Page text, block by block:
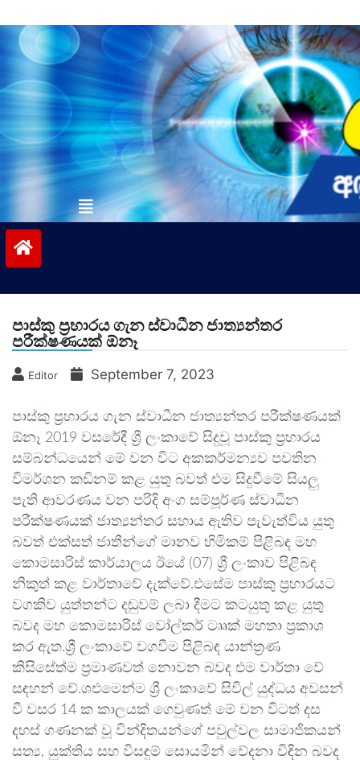
to
contentvinivida.lk
පාස්කු ප්‍රහාරය ගැන ස්වාධීන ජාත්‍යන්තර
පරීක්ෂණයක් ඕනෑ
Editor September 7, 2023
පාස්කු ප්‍රහාරය ගැන ස්වාධීන ජාත්‍යන්තර පරීක්ෂණයක්
ඕනෑ 2019 වසරේදී ශ්‍රී ලංකාවේ සිදුවූ පාස්කු ප්‍රහාරය
සම්බන්ධයෙන් මේ වන විට අකකර්මන්‍යව පවතින
විමර්ශන කඩිනම් කළ යුතු බවත් එම සිදුවීමේ සියලු
පැති ආවරණය වන පරිදි අංග සම්පූර්ණ ස්වාධීන
පරීක්ෂණයක් ජාත්‍යන්තර සහාය ඇතිව පැවැත්විය යුතු
බවත් එක්සත් ජාතීන්ගේ මානව හිමිකම් පිළිබඳ මහ
කොමසාරිස් කාර්යාලය ඊයේ (07) ශ්‍රී ලංකාව පිළිබඳ
නිකුත් කළ වාර්තාවේ දැක්වේ.එසේම පාස්කු ප්‍රහාරයට
වගකිව යුත්තන්ට දඬුවම් ලබා දීමට කටයුතු කළ යුතු
බවද මහ කොමසාරිස් වෝල්කර් ටෲක් මහතා ප්‍රකාශ
කර ඇත.ශ්‍රී ලංකාවේ වගවීම පිළිබඳ යාන්ත්‍රණ
කිසිසේත්ම ප්‍රමාණවත් නොවන බවද එම වාර්තා වේ
සඳහන් වේ.ශඑමෙන්ම ශ්‍රී ලංකාවේ සිවිල් යුද්ධය අවසන්
වී වසර 14 ක කාලයක් ගෙවුණත් මේ වන විටත් දස
දහස් ගණනක් වූ වින්දිතයන්ගේ පවුල්වල සාමාජිකයන්
සත්‍ය, යුක්තිය සහ විසඳුම් සොයමින් වේදනා විඳින බවද